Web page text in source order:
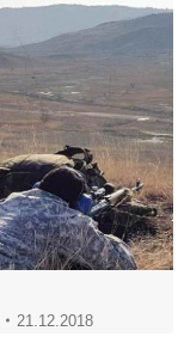
21.12.2018